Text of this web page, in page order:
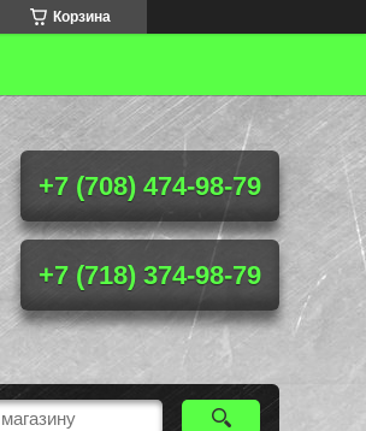
Корзина
+7 (708) 474-98-79
+7 (718) 374-98-79